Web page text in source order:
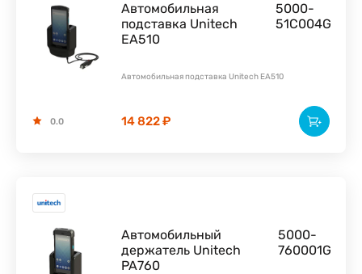
Автомобильная
подставка Unitech
EA510
5000-
51C004G
Автомобильная подставка Unitech EA510
14 822 ₽
0.0
Автомобильный
держатель Unitech
PA760
5000-
760001G